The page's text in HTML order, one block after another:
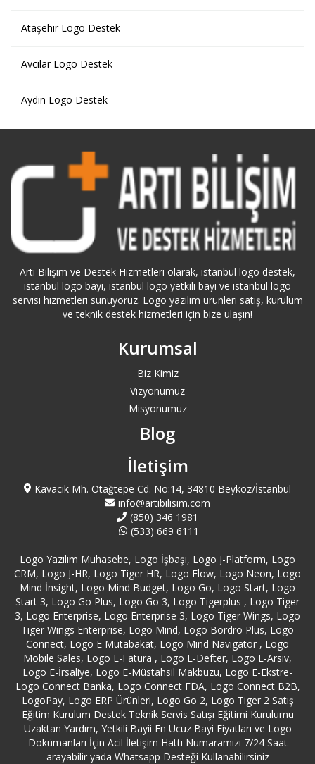
Ataşehir Logo Destek
Avcılar Logo Destek
Aydın Logo Destek
Bahçelievler Logo Destek
Bakırköy Logo Destek
Balıkesir Logo Destek
Bartın Logo Destek
Başakşehir Logo Destek
Beykoz Logo Destek
Beylikdüzü Logo Destek
Beyoğlu Logo Destek
Bilecik Logo Destek
Bingöl Logo Destek
Bitlis Logo Destek
Bolu Logo Destek
Burdur Logo Destek
Artı Bilişim ve Destek Hizmetleri olarak, istanbul logo destek,
istanbul logo bayi, istanbul logo yetkili bayi ve istanbul logo
servisi hizmetleri sunuyoruz. Logo yazılım ürünleri satış, kurulum
ve teknik destek hizmetleri için bize ulaşın!
Kurumsal
Biz Kimiz
Vizyonumuz
Misyonumuz
Blog
İletişim
Kavacık Mh. Otağtepe Cd. No:14, 34810 Beykoz/İstanbul
info@artibilisim.com
(850) 346 1981
(533) 669 6111
Logo Yazılım Muhasebe, Logo İşbaşı, Logo J-Platform, Logo
CRM, Logo J-HR, Logo Tiger HR, Logo Flow, Logo Neon, Logo
Mind İnsight, Logo Mind Budget, Logo Go, Logo Start, Logo
Start 3, Logo Go Plus, Logo Go 3, Logo Tigerplus , Logo Tiger
3, Logo Enterprise, Logo Enterprise 3, Logo Tiger Wings, Logo
Tiger Wings Enterprise, Logo Mind, Logo Bordro Plus, Logo
Connect, Logo E Mutabakat, Logo Mind Navigator , Logo
Mobile Sales, Logo E-Fatura , Logo E-Defter, Logo E-Arsiv,
Logo E-İrsaliye, Logo E-Müstahsil Makbuzu, Logo E-Ekstre-
Logo Connect Banka, Logo Connect FDA, Logo Connect B2B,
LogoPay, Logo ERP Ürünleri, Logo Go 2, Logo Tiger 2 Satış
Eğitim Kurulum Destek Teknik Servis Satışı Eğitimi Kurulumu
Uzaktan Yardım, Yetkili Bayii En Ucuz Bayi Fiyatları ve Logo
Dokümanları İçin Acil İletişim Hattı Numaramızı 7/24 Saat
arayabilir yada Whatsapp Desteği Kullanabilirsiniz